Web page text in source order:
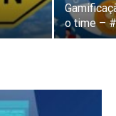
o time –